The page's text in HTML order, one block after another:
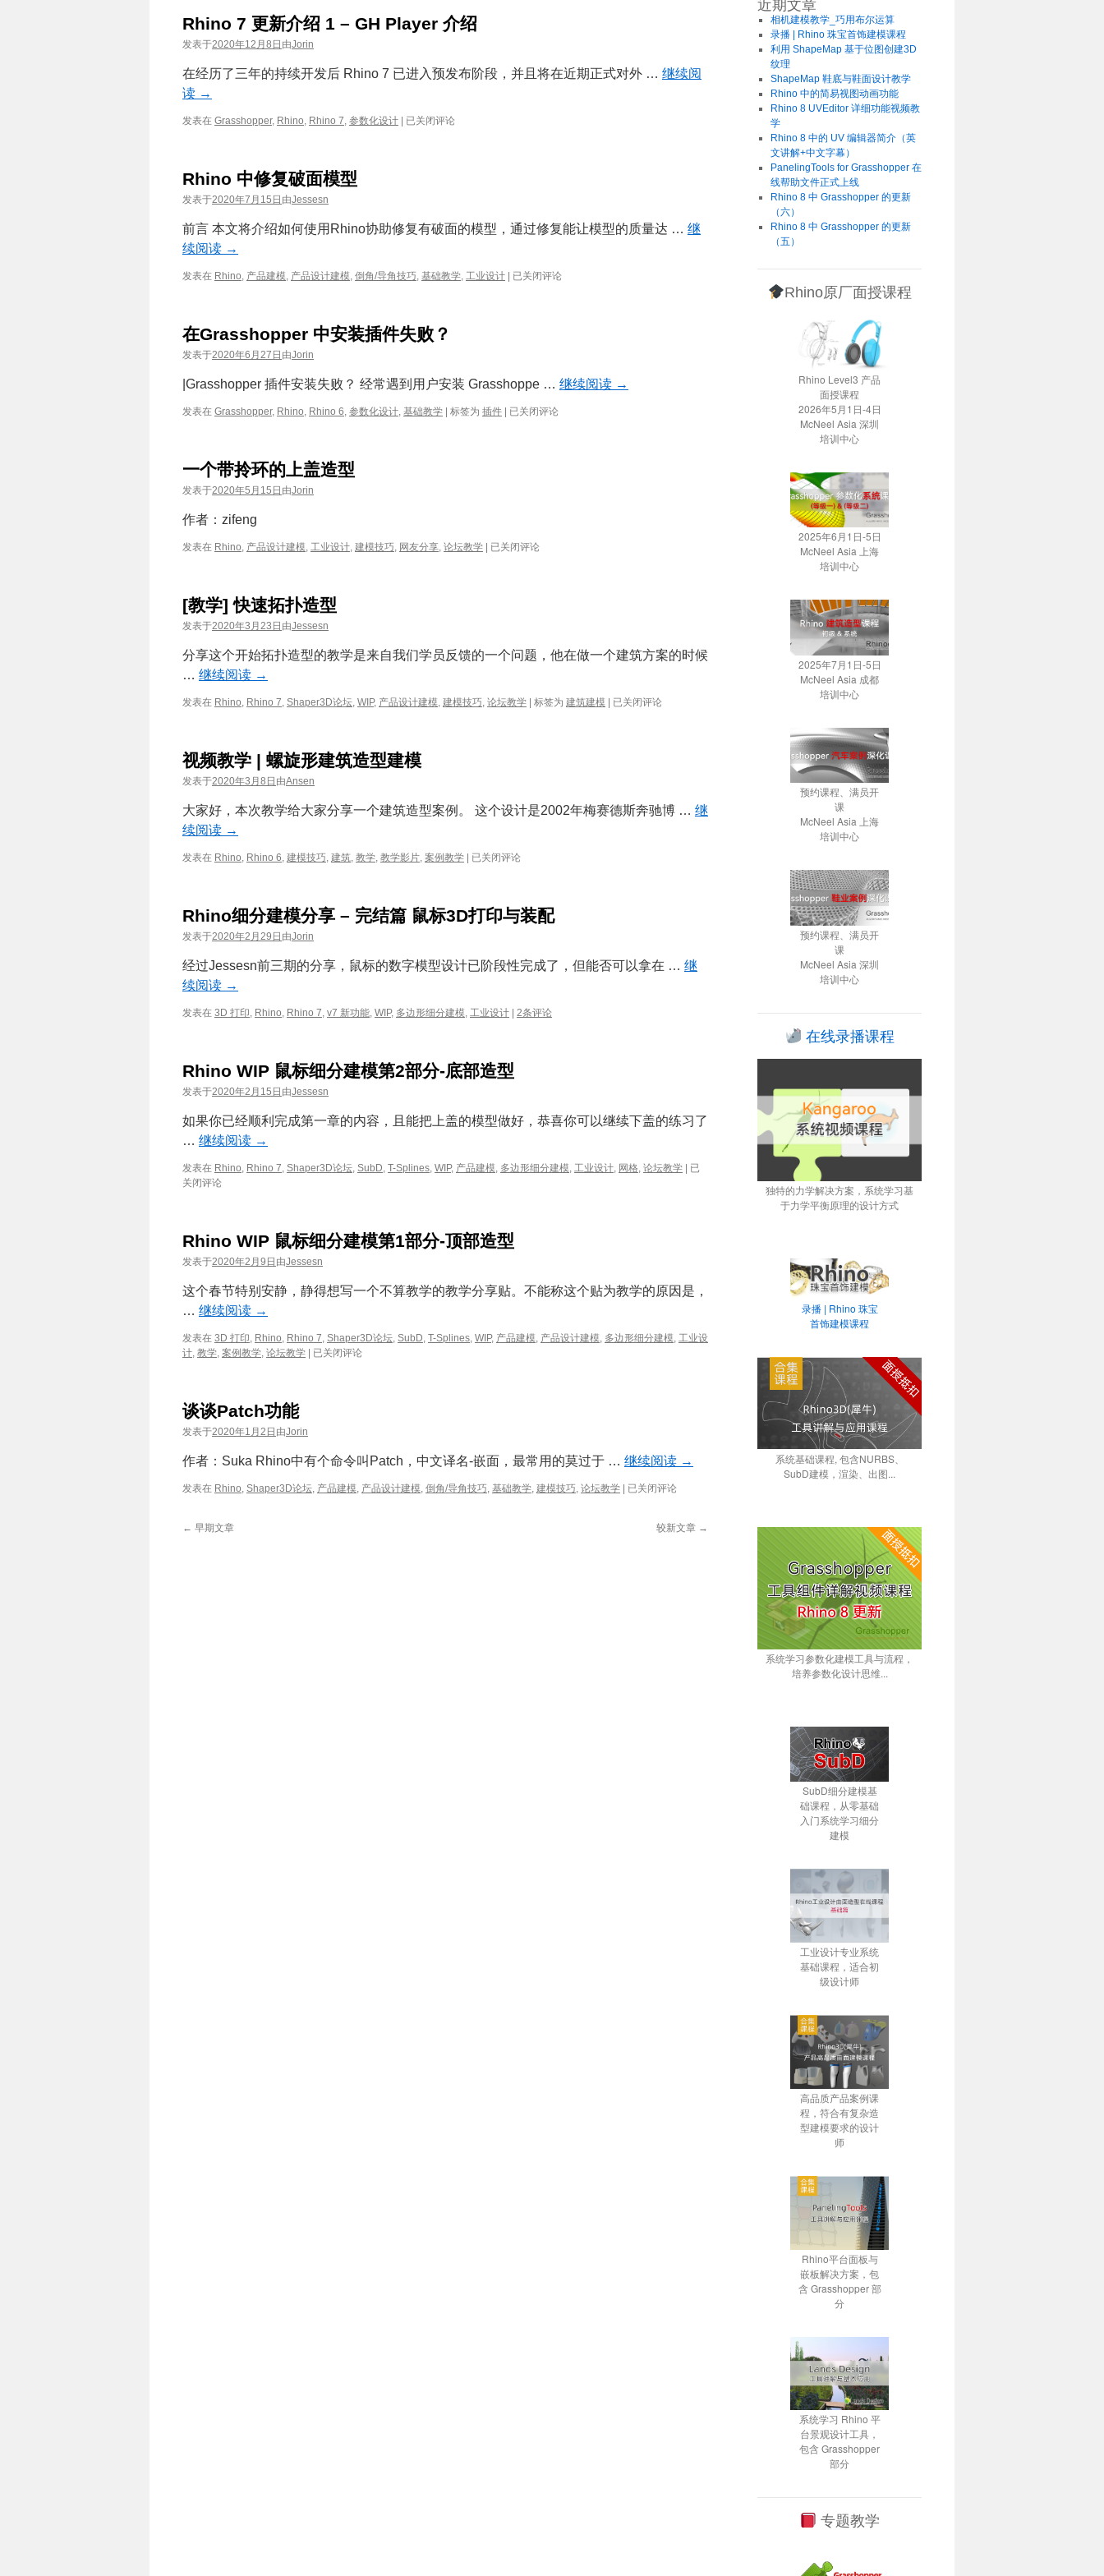
Rhino 7 更新介绍 1 – GH Player 介绍
发表于2020年12月8日 由Jorin
在经历了三年的持续开发后 Rhino 7 已进入预发布阶段，并且将在近期正式对外 … 继续阅
读 →
发表在 Grasshopper, Rhino, Rhino 7, 参数化设计
Rhino
–
GH
绍
已关闭评论
Rhino 中修复破面模型
发表于2020年7月15日 由Jessesn
前言 本文将介绍如何使用Rhino协助修复有破面的模型，通过修复能让模型的质量达 … 继
续阅读 →
发表在 Rhino, 产品建模, 产品设计建模, 倒角/导角技巧, 基础教学, 工业设计
Rhino
型
已关闭评论
在Grasshopper 中安装插件失败？
发表于2020年6月27日 由Jorin
|Grasshopper 插件安装失败？ 经常遇到用户安装 Grasshoppe … 继续阅读 →
发表在 Grasshopper, Rhino, Rhino 6, 参数化设计, 基础教学 标签为 插件
在
已关闭评论
一个带拎环的上盖造型
发表于2020年5月15日 由Jorin
作者：zifeng
发表在 Rhino, 产品设计建模, 工业设计, 建模技巧, 网友分享, 论坛教学
一
已关闭评论
[教学] 快速拓扑造型
发表于2020年3月23日 由Jessesn
分享这个开始拓扑造型的教学是来自我们学员反馈的一个问题，他在做一个建筑方案的时候
… 继续阅读 →
发表在 Rhino, Rhino 7, Shaper3D论坛, WIP, 产品设计建模, 建模技巧, 论坛教学 标签为 建筑建模
[教
型
已关闭评论
视频教学 | 螺旋形建筑造型建模
发表于2020年3月8日 由Ansen
大家好，本次教学给大家分享一个建筑造型案例。 这个设计是2002年梅赛德斯奔驰博 … 继
续阅读 →
发表在 Rhino, Rhino 6, 建模技巧, 建筑, 教学, 教学影片, 案例教学
视
|
形
建
型
已关闭评论
Rhino细分建模分享 – 完结篇 鼠标3D打印与装配
发表于2020年2月29日 由Jorin
经过Jessesn前三期的分享，鼠标的数字模型设计已阶段性完成了，但能否可以拿在 … 继
续阅读 →
发表在 3D 打印, Rhino, Rhino 7, v7 新功能, WIP, 多边形细分建模, 工业设计 2条评论
Rhino WIP 鼠标细分建模第2部分-底部造型
发表于2020年2月15日 由Jessesn
如果你已经顺利完成第一章的内容，且能把上盖的模型做好，恭喜你可以继续下盖的练习了
… 继续阅读 →
发表在 Rhino, Rhino 7, Shaper3D论坛, SubD, T-Splines, WIP, 产品建模, 多边形细分建模, 工业设计, 网格, 论坛教学
Rhino
第
2
底
已
关闭评论
Rhino WIP 鼠标细分建模第1部分-顶部造型
发表于2020年2月9日 由Jessesn
这个春节特别安静，静得想写一个不算教学的教学分享贴。不能称这个贴为教学的原因是，
… 继续阅读 →
发表在 3D 打印, Rhino, Rhino 7, Shaper3D论坛, SubD, T-Splines, WIP, 产品建模, 产品设计建模, 多边形细分建模, 工业设
计, 教学, 案例教学, 论坛教学
Rhino
模
第
已关闭评论
谈谈Patch功能
发表于2020年1月2日 由Jorin
作者：Suka Rhino中有个命令叫Patch，中文译名-嵌面，最常用的莫过于 … 继续阅读 →
发表在 Rhino, Shaper3D论坛, 产品建模, 产品设计建模, 倒角/导角技巧, 基础教学, 建模技巧, 论坛教学
谈
已关闭评论
← 早期文章 较新文章 →
近期文章
相机建模教学_巧用布尔运算
录播 | Rhino 珠宝首饰建模课程
利用 ShapeMap 基于位图创建3D
纹理
ShapeMap 鞋底与鞋面设计教学
Rhino 中的简易视图动画功能
Rhino 8 UVEditor 详细功能视频教
学
Rhino 8 中的 UV 编辑器简介（英
文讲解+中文字幕）
PanelingTools for Grasshopper 在
线帮助文件正式上线
Rhino 8 中 Grasshopper 的更新
（六）
Rhino 8 中 Grasshopper 的更新
（五）
Rhino原厂面授课程
Rhino Level3 产品
面授课程
2026年5月1日-4日
McNeel Asia 深圳
培训中心
2025年6月1日-5日
McNeel Asia 上海
培训中心
2025年7月1日-5日
McNeel Asia 成都
培训中心
预约课程、满员开
课
McNeel Asia 上海
培训中心
预约课程、满员开
课
McNeel Asia 深圳
培训中心
在线录播课程
独特的力学解决方案，系统学习基
于力学平衡原理的设计方式
录播 | Rhino 珠宝
首饰建模课程
系统基础课程, 包含NURBS、
SubD建模，渲染、出图...
系统学习参数化建模工具与流程，
培养参数化设计思维...
SubD细分建模基
础课程，从零基础
入门系统学习细分
建模
工业设计专业系统
基础课程，适合初
级设计师
高品质产品案例课
程，符合有复杂造
型建模要求的设计
师
Rhino平台面板与
嵌板解决方案，包
含 Grasshopper 部
分
系统学习 Rhino 平
台景观设计工具，
包含 Grasshopper
部分
专题教学